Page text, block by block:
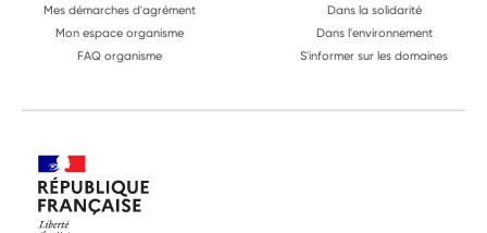
Mes démarches d'agrément
Mon espace organisme
FAQ organisme
Dans la solidarité
Dans l'environnement
S'informer sur les domaines